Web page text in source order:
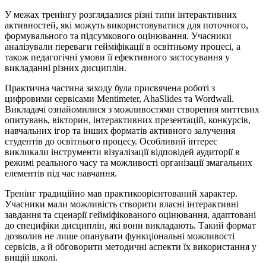
У межах тренінгу розглядалися різні типи інтерактивних
активностей, які можуть використовуватися для поточного,
формувального та підсумкового оцінювання. Учасники
аналізували переваги гейміфікації в освітньому процесі, а
також педагогічні умови її ефективного застосування у
викладанні різних дисциплін.
Практична частина заходу була присвячена роботі з
цифровими сервісами Mentimeter, AhaSlides та Wordwall.
Викладачі ознайомилися з можливостями створення миттєвих
опитувань, вікторин, інтерактивних презентацій, конкурсів,
навчальних ігор та інших форматів активного залучення
студентів до освітнього процесу. Особливий інтерес
викликали інструменти візуалізації відповідей аудиторії в
режимі реального часу та можливості організації змагальних
елементів під час навчання.
Тренінг традиційно мав практикоорієнтований характер.
Учасники мали можливість створити власні інтерактивні
завдання та сценарії гейміфікованого оцінювання, адаптовані
до специфіки дисциплін, які вони викладають. Такий формат
дозволив не лише опанувати функціональні можливості
сервісів, а й обговорити методичні аспекти їх використання у
вищій школі.